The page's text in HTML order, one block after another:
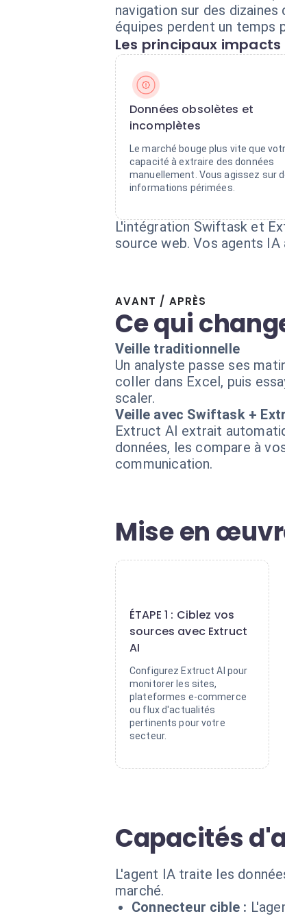
navigation sur des
équipes perdent un temps
Les principaux
Données obsolètes et
incomplètes
Le marché bouge plus vite que
capacité à extraire des données
manuellement. Vous agissez sur
informations périmées.
L'intégration Swiftask et
source web. Vos agents
AVANT / APRÈS
Ce qui
Veille traditionnelle
Un analyste passe ses
coller dans Excel, puis
scaler.
Veille avec Swiftask +
Extruct AI extrait
données, les compare à
communication.
Mise en
ÉTAPE 1 : Ciblez vos
sources avec Extruct
AI
Configurez Extruct AI pour
monitorer les sites,
plateformes e-commerce
ou flux d'actualités
pertinents pour votre
secteur.
Capacités
L'agent IA traite les
marché.
Connecteur cible :